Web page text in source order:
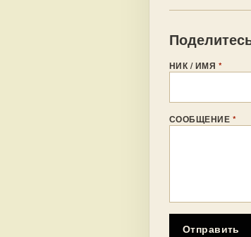
НИК / ИМЯ *
СООБЩЕНИЕ *
Отправить